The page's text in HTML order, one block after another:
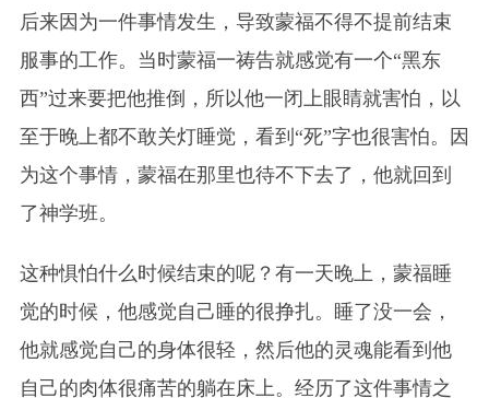
后来因为一件事情发生，导致蒙福不得不提前结束
服事的工作。当时蒙福一祷告就感觉有一个“黑东
西”过来要把他推倒，所以他一闭上眼睛就害怕，以
至于晚上都不敢关灯睡觉，看到“死”字也很害怕。因
为这个事情，蒙福在那里也待不下去了，他就回到
了神学班。
这种惧怕什么时候结束的呢？有一天晚上，蒙福睡
觉的时候，他感觉自己睡的很挣扎。睡了没一会，
他就感觉自己的身体很轻，然后他的灵魂能看到他
自己的肉体很痛苦的躺在床上。经历了这件事情之